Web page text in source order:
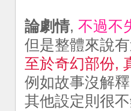
論劇情, 不過不
但是整體來說
至於奇幻部份,
例如故事沒解
其他設定則很